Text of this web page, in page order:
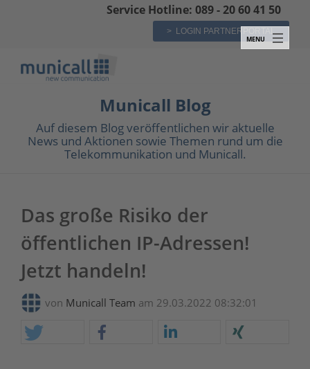
Service Hotline: 089 - 20 60 41 50
> LOGIN PARTNERPORTAL
Municall Blog
Auf diesem Blog veröffentlichen wir aktuelle
News und Aktionen sowie Themen rund um die
Telekommunikation und Municall.
Das große Risiko der
öffentlichen IP-Adressen!
Jetzt handeln!
von Municall Team am 29.03.2022 08:32:01